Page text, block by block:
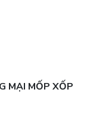
MẠI MỐP XỐP